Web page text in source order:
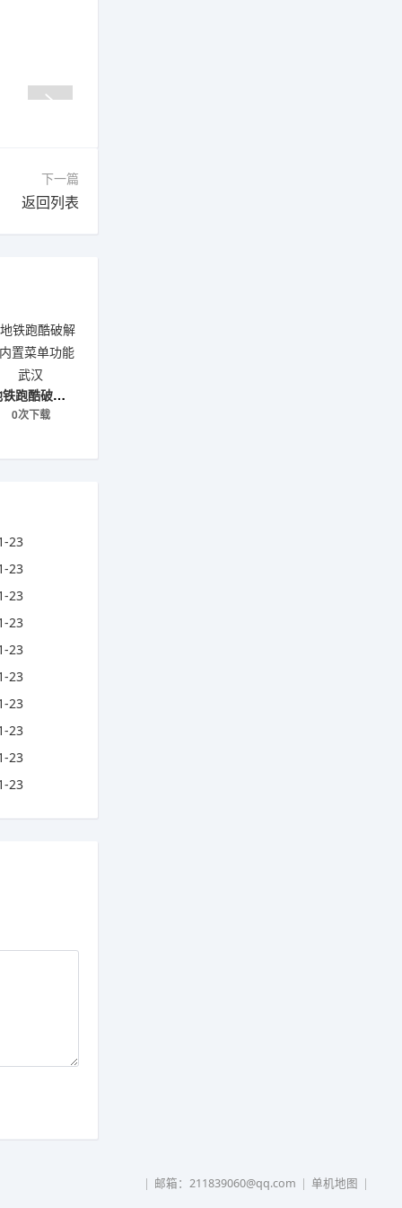
下一篇
返回列表
地铁跑酷破解版内置菜单功能武汉
0次下载
23
23
23
23
23
23
23
23
23
23
| 邮箱：211839060@qq.com | 单机地图 |